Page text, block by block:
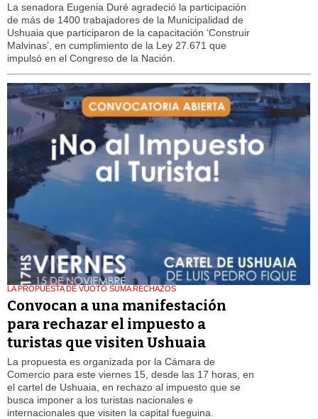
La senadora Eugenia Duré agradeció la participación
de más de 1400 trabajadores de la Municipalidad de
Ushuaia que participaron de la capacitación ‘Construir
Malvinas’, en cumplimiento de la Ley 27.671 que
impulsó en el Congreso de la Nación.
LA PROPUESTA DE VUOTO SUMA RECHAZOS
Convocan a una manifestación
para rechazar el impuesto a
turistas que visiten Ushuaia
La propuesta es organizada por la Cámara de
Comercio para este viernes 15, desde las 17 horas, en
el cartel de Ushuaia, en rechazo al impuesto que se
busca imponer a los turistas nacionales e
internacionales que visiten la capital fueguina.